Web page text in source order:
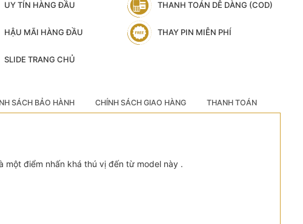
UY TÍN HÀNG ĐẦU THANH TOÁN DỄ DÀNG (COD)
HẬU MÃI HÀNG ĐẦU THAY PIN MIỄN PHÍ
SLIDE TRANG CHỦ
SÁCH BẢO HÀNH CHÍNH SÁCH GIAO HÀNG THANH TOÁN
điểm nhấn khá thú vị đến từ model này .